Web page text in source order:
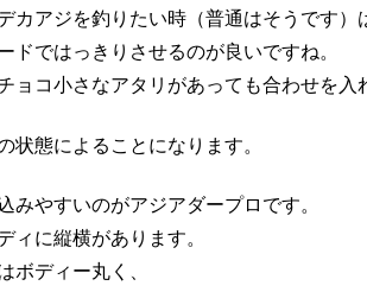
カアジを釣りたい時（普通はそうです）
ドではっきりさせるのが良いですね。
ョコ小さなアタリがあっても合わせを入
状態によることになります。
みやすいのがアジアダープロです。
ィに縦横があります。
ボディー丸く、